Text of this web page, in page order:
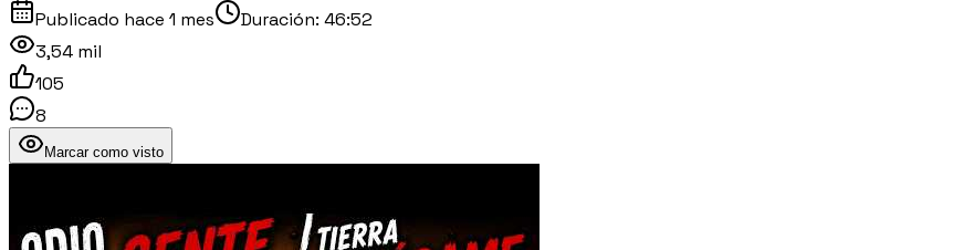
Publicado hace 1 mes Duración: 46:52
3,54 mil
105
8
Marcar como visto